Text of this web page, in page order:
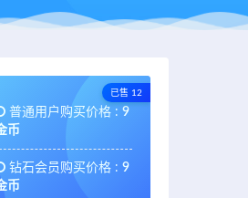
已售 12
普通用户购买价格 : 9
币
钻石会员购买价格 : 9
币